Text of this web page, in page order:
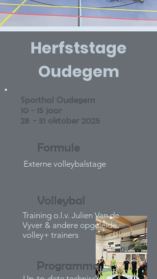
Herfststage
Oudegem
Sporthal Oudegem
10 - 15 jaar
28 - 31 oktober 2025
Formule
Externe volleybalstage
Volleybal
Training o.l.v. Julien Van de
Vyver & andere opgeleide
volley+ trainers
Programma